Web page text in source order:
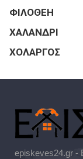
ΦΙΛΟΘΕΗ
ΧΑΛΑΝΔΡΙ
ΧΟΛΑΡΓΟΣ
episkeves24.gr